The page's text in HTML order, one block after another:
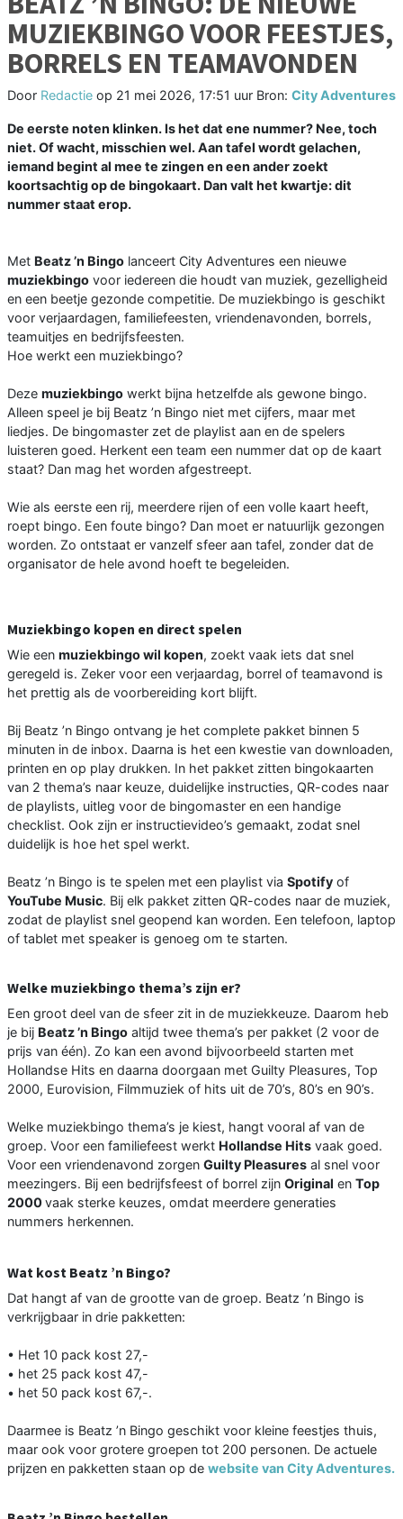
MUZIEKBINGO VOOR FEESTJES,
BORRELS EN TEAMAVONDEN
Door Redactie op 21 mei 2026, 17:51 uur Bron: City Adventures
De eerste noten klinken. Is het dat ene nummer? Nee, toch
niet. Of wacht, misschien wel. Aan tafel wordt gelachen,
iemand begint al mee te zingen en een ander zoekt
koortsachtig op de bingokaart. Dan valt het kwartje: dit
nummer staat erop.
Met Beatz ’n Bingo lanceert City Adventures een nieuwe
muziekbingo voor iedereen die houdt van muziek, gezelligheid
en een beetje gezonde competitie. De muziekbingo is geschikt
voor verjaardagen, familiefeesten, vriendenavonden, borrels,
teamuitjes en bedrijfsfeesten.
Hoe werkt een muziekbingo?
Deze muziekbingo werkt bijna hetzelfde als gewone bingo.
Alleen speel je bij Beatz ’n Bingo niet met cijfers, maar met
liedjes. De bingomaster zet de playlist aan en de spelers
luisteren goed. Herkent een team een nummer dat op de kaart
staat? Dan mag het worden afgestreept.
Wie als eerste een rij, meerdere rijen of een volle kaart heeft,
roept bingo. Een foute bingo? Dan moet er natuurlijk gezongen
worden. Zo ontstaat er vanzelf sfeer aan tafel, zonder dat de
organisator de hele avond hoeft te begeleiden.
Muziekbingo kopen en direct spelen
Wie een muziekbingo wil kopen, zoekt vaak iets dat snel
geregeld is. Zeker voor een verjaardag, borrel of teamavond is
het prettig als de voorbereiding kort blijft.
Bij Beatz ’n Bingo ontvang je het complete pakket binnen 5
minuten in de inbox. Daarna is het een kwestie van downloaden,
printen en op play drukken. In het pakket zitten bingokaarten
van 2 thema’s naar keuze, duidelijke instructies, QR-codes naar
de playlists, uitleg voor de bingomaster en een handige
checklist. Ook zijn er instructievideo’s gemaakt, zodat snel
duidelijk is hoe het spel werkt.
Beatz ’n Bingo is te spelen met een playlist via Spotify of
YouTube Music. Bij elk pakket zitten QR-codes naar de muziek,
zodat de playlist snel geopend kan worden. Een telefoon, laptop
of tablet met speaker is genoeg om te starten.
Welke muziekbingo thema’s zijn er?
Een groot deel van de sfeer zit in de muziekkeuze. Daarom heb
je bij Beatz ’n Bingo altijd twee thema’s per pakket (2 voor de
prijs van één). Zo kan een avond bijvoorbeeld starten met
Hollandse Hits en daarna doorgaan met Guilty Pleasures, Top
2000, Eurovision, Filmmuziek of hits uit de 70’s, 80’s en 90’s.
Welke muziekbingo thema’s je kiest, hangt vooral af van de
groep. Voor een familiefeest werkt Hollandse Hits vaak goed.
Voor een vriendenavond zorgen Guilty Pleasures al snel voor
meezingers. Bij een bedrijfsfeest of borrel zijn Original en Top
2000vaak sterke keuzes, omdat meerdere generaties
nummers herkennen.
Wat kost Beatz ’n Bingo?
Dat hangt af van de grootte van de groep. Beatz ’n Bingo is
verkrijgbaar in drie pakketten:
• Het 10 pack kost 27,-
• het 25 pack kost 47,-
• het 50 pack kost 67,-.
Daarmee is Beatz ’n Bingo geschikt voor kleine feestjes thuis,
maar ook voor grotere groepen tot 200 personen. De actuele
prijzen en pakketten staan op de website van City Adventures.